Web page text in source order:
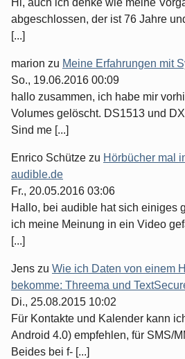
Hi, auch ich denke wie meine
abgeschlossen, der ist 76 Jahre
[...]
marion zu Meine Erfahrungen mit
So., 19.06.2016 00:09
hallo zusammen, ich habe mir
Volumes gelöscht. DS1513 und
Sind me [...]
Enrico Schütze zu Hörbücher mal
audible.de
Fr., 20.05.2016 03:06
Hallo, bei audible hat sich einiges
ich meine Meinung in ein Video
[...]
Jens zu Wie ich Daten von einem
bekomme: Threema und
Di., 25.08.2015 10:02
Für Kontakte und Kalender kann
Android 4.0) empfehlen, für SMS/
Beides bei f- [...]